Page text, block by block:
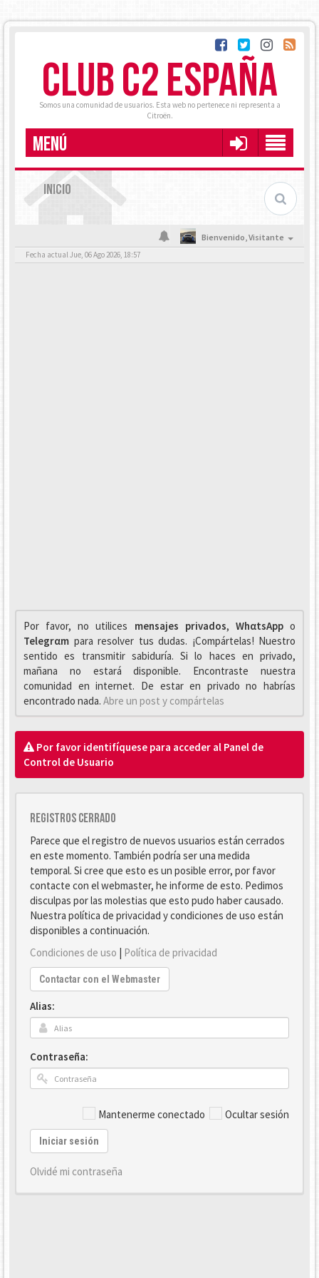
CLUB C2 ESPAÑA
Somos una comunidad de usuarios. Esta web no pertenece ni representa a
Citroën.
MENÚ
INICIO
Bienvenido,Visitante
Fecha actual Jue, 06 Ago 2026, 18:57
Por favor, no utilices mensajes privados, WhαtsAppo
Telegrαm para resolver tus dudas. ¡Compártelas! Nuestro
sentido es transmitir sabiduría. Si lo haces en privado,
mañana no estará disponible. Encontraste nuestra
comunidad en internet. De estar en privado no habrías
encontrado nada. Abre un post y compártelas
Por favor identifíquese para acceder al Panel de
Control de Usuario
Registros cerrado
Parece que el registro de nuevos usuarios están cerrados
en este momento. También podría ser una medida
temporal. Si cree que esto es un posible error, por favor
contacte con el webmaster, he informe de esto. Pedimos
disculpas por las molestias que esto pudo haber causado.
Nuestra política de privacidad y condiciones de uso están
disponibles a continuación.
Condiciones de uso | Política de privacidad
Contactar con el Webmaster
Alias:
Contraseña:
Mantenerme conectado Ocultar sesión
Iniciar sesión
Olvidé mi contraseña